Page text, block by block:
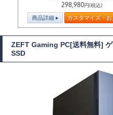
298,980円(税込)
商品詳細 カスタマイズ・
ZEFT Gaming PC[送料無料]
SSD